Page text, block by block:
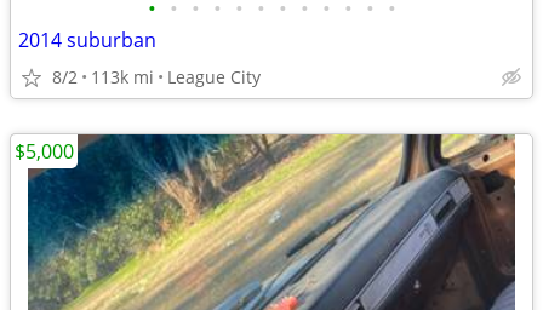
• • • • • • • • • • • •
2014 suburban
8/2 113k mi League City
$5,000